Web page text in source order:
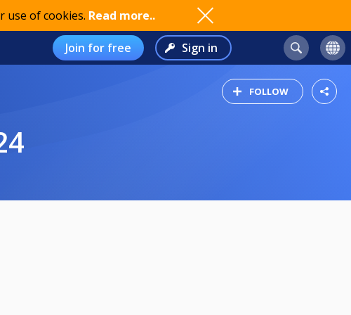
use of cookies. Read more..
Join for free Sign in
FOLLOW